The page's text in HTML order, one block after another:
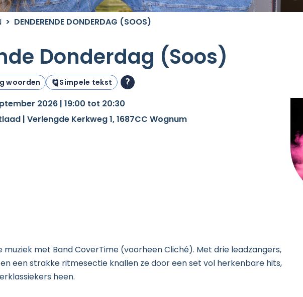
DENDERENDE DONDERDAG (SOOS)
Donderdag (Soos)
woorden Simpele tekst
2026 | 19:00 tot 20:30
| Verlengde Kerkweg 1, 1687CC Wognum
muziek met Band CoverTime (voorheen Cliché). Met drie leadzangers,
een strakke ritmesectie knallen ze door een set vol herkenbare hits,
heen.